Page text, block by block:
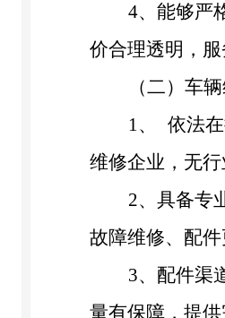
4、能够严
价合理透明，
（二）车
1、
依法
维修企业，无
2、具备专
故障维修、配
3、 配件渠
量有保障，提